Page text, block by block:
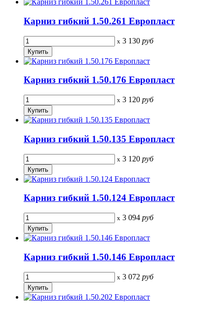
Карниз гибкий 1.50.261 Европласт
x 3 130 руб
Карниз гибкий 1.50.176 Европласт
x 3 120 руб
Карниз гибкий 1.50.135 Европласт
x 3 120 руб
Карниз гибкий 1.50.124 Европласт
x 3 094 руб
Карниз гибкий 1.50.146 Европласт
x 3 072 руб